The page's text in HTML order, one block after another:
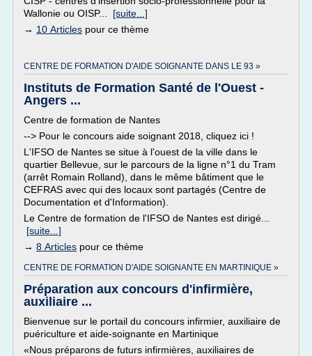
Wallonie ou OISP... [suite...]
→ 10 Articles pour ce thème
CENTRE DE FORMATION D'AIDE SOIGNANTE DANS LE 93 »
Instituts de Formation Santé de l'Ouest -
Angers ...
Centre de formation de Nantes
--> Pour le concours aide soignant 2018, cliquez ici !
L'IFSO de Nantes se situe à l'ouest de la ville dans le
quartier Bellevue, sur le parcours de la ligne n°1 du Tram
(arrêt Romain Rolland), dans le même bâtiment que le
CEFRAS avec qui des locaux sont partagés (Centre de
Documentation et d'Information).
Le Centre de formation de l'IFSO de Nantes est dirigé...
[suite...]
→ 8 Articles pour ce thème
CENTRE DE FORMATION D'AIDE SOIGNANTE EN MARTINIQUE »
Préparation aux concours d'infirmière,
auxiliaire ...
Bienvenue sur le portail du concours infirmier, auxiliaire de
puériculture et aide-soignante en Martinique
«Nous préparons de futurs infirmières, auxiliaires de